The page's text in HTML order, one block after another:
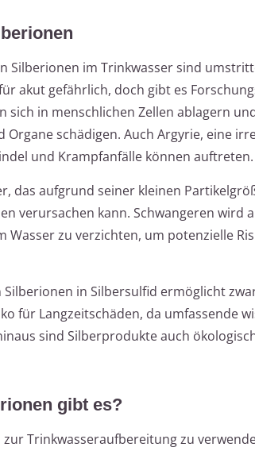
Silberionen im Trinkwasser sind
akut gefährlich, doch gibt es
sich in menschlichen Zellen ablagern
schädigen. Auch Argyrie, eine
und Krampfanfälle können auftreten.
das aufgrund seiner kleinen
verursachen kann. Schwangeren wird
zu verzichten, um potenzielle
in Silbersulfid ermöglicht
für Langzeitschäden, da umfassende
sind Silberprodukte auch
gibt es?
Trinkwasseraufbereitung zu